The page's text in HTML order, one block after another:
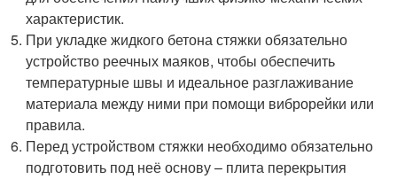
характеристик.
При укладке жидкого бетона стяжки обязательно
устройство реечных маяков, чтобы обеспечить
температурные швы и идеальное разглаживание
материала между ними при помощи виброрейки или
правила.
Перед устройством стяжки необходимо обязательно
подготовить под неё основу – плита перекрытия